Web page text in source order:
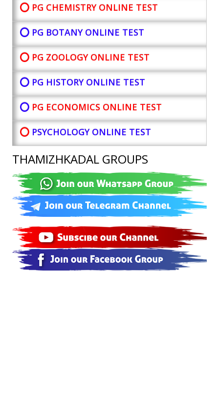
⭕ PG CHEMISTRY ONLINE TEST
⭕ PG BOTANYONLINE TEST
⭕ PG ZOOLOGY ONLINE TEST
⭕ PG HISTORY ONLINE TEST
⭕ PG ECONOMICS ONLINE TEST
⭕ PSYCHOLOGY ONLINE TEST
THAMIZHKADAL GROUPS